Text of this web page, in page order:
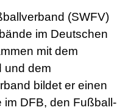
(SWFV)
im Deutschen
mit dem
und dem
bildet er einen
im DFB, den Fußball-